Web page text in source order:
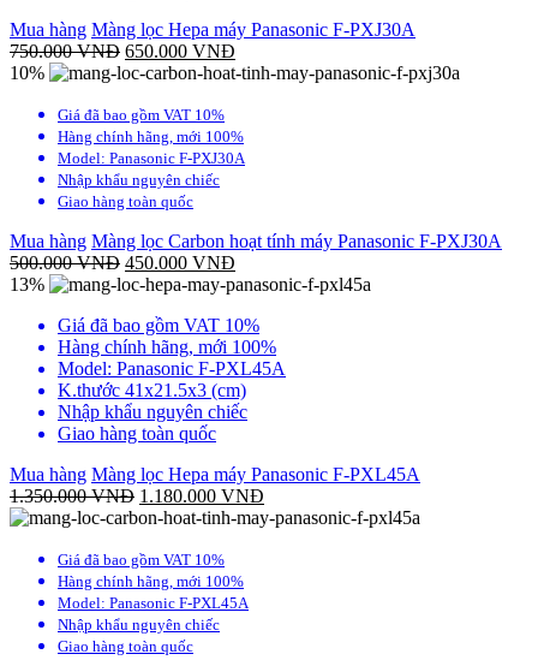
Mua hàng Màng lọc Hepa máy Panasonic F-PXJ30A
750.000VNĐ 650.000 VNĐ
10%
Giá đã bao gồm VAT 10%
Hàng chính hãng, mới 100%
Model: Panasonic F-PXJ30A
Nhập khẩu nguyên chiếc
Giao hàng toàn quốc
Mua hàng Màng lọc Carbon hoạt tính máy Panasonic F-PXJ30A
500.000VNĐ 450.000 VNĐ
13%
Giá đã bao gồm VAT 10%
Hàng chính hãng, mới 100%
Model: Panasonic F-PXL45A
K.thước 41x21.5x3 (cm)
Nhập khẩu nguyên chiếc
Giao hàng toàn quốc
Mua hàng Màng lọc Hepa máy Panasonic F-PXL45A
1.350.000VNĐ 1.180.000 VNĐ
Giá đã bao gồm VAT 10%
Hàng chính hãng, mới 100%
Model: Panasonic F-PXL45A
Nhập khẩu nguyên chiếc
Giao hàng toàn quốc